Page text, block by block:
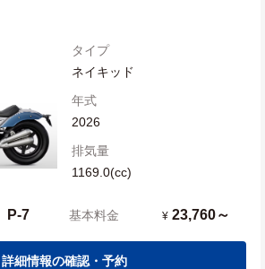
タイプ
ネイキッド
年式
2026
排気量
1169.0(cc)
P-7 基本料金 ¥ 23,760～
詳細情報の確認・予約